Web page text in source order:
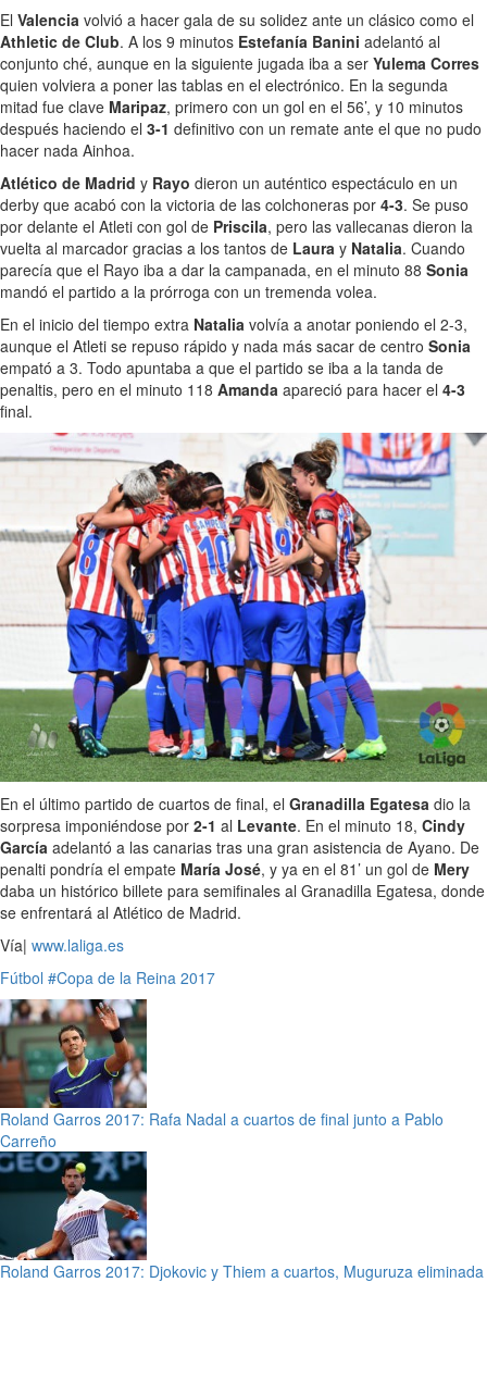
El Valencia volvió a hacer gala de su solidez ante un clásico como el
Athletic de Club. A los 9 minutos Estefanía Banini adelantó al
conjunto ché, aunque en la siguiente jugada iba a ser Yulema Corres
quien volviera a poner las tablas en el electrónico. En la segunda
mitad fue clave Maripaz, primero con un gol en el 56’, y 10 minutos
después haciendo el 3-1 definitivo con un remate ante el que no pudo
hacer nada Ainhoa.
Atlético de Madrid y Rayo dieron un auténtico espectáculo en un
derby que acabó con la victoria de las colchoneras por 4-3. Se puso
por delante el Atleti con gol de Priscila, pero las vallecanas dieron la
vuelta al marcador gracias a los tantos de Laura y Natalia. Cuando
parecía que el Rayo iba a dar la campanada, en el minuto 88 Sonia
mandó el partido a la prórroga con un tremenda volea.
En el inicio del tiempo extra Natalia volvía a anotar poniendo el 2-3,
aunque el Atleti se repuso rápido y nada más sacar de centro Sonia
empató a 3. Todo apuntaba a que el partido se iba a la tanda de
penaltis, pero en el minuto 118 Amanda apareció para hacer el 4-3
final.
En el último partido de cuartos de final, el Granadilla Egatesa dio la
sorpresa imponiéndose por 2-1 al Levante. En el minuto 18, Cindy
García adelantó a las canarias tras una gran asistencia de Ayano. De
penalti pondría el empate María José, y ya en el 81’ un gol de Mery
daba un histórico billete para semifinales al Granadilla Egatesa, donde
se enfrentará al Atlético de Madrid.
Vía| www.laliga.es
Fútbol #Copa de la Reina 2017
Roland Garros 2017: Rafa Nadal a cuartos de final junto a Pablo
Carreño
Roland Garros 2017: Djokovic y Thiem a cuartos, Muguruza eliminada